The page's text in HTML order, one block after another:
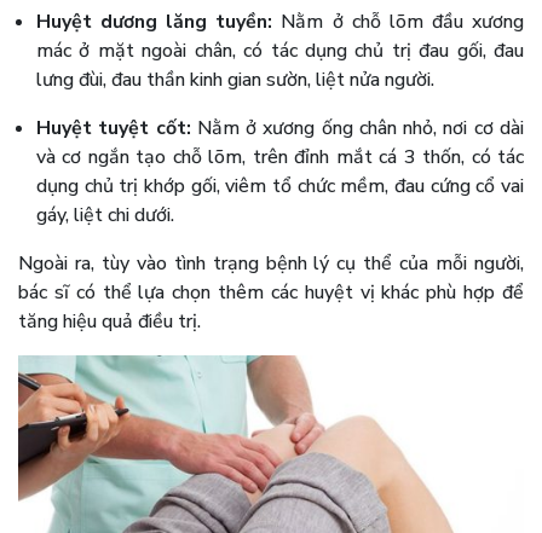
Huyệt dương lăng tuyền: Nằm ở chỗ lõm đầu xương
mác ở mặt ngoài chân, có tác dụng chủ trị đau gối, đau
lưng đùi, đau thần kinh gian sườn, liệt nửa người.
Huyệt tuyệt cốt: Nằm ở xương ống chân nhỏ, nơi cơ dài
và cơ ngắn tạo chỗ lõm, trên đỉnh mắt cá 3 thốn, có tác
dụng chủ trị khớp gối, viêm tổ chức mềm, đau cứng cổ vai
gáy, liệt chi dưới.
Ngoài ra, tùy vào tình trạng bệnh lý cụ thể của mỗi người,
bác sĩ có thể lựa chọn thêm các huyệt vị khác phù hợp để
tăng hiệu quả điều trị.